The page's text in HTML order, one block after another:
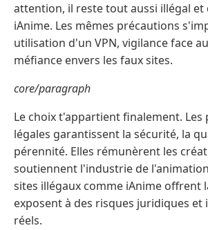
attention, il reste tout aussi illégal et
iAnime. Les mêmes précautions
utilisation d'un VPN, vigilance face
méfiance envers les faux sites.
core/paragraph
Le choix t'appartient finalement. Les
légales garantissent la sécurité, la
pérennité. Elles rémunèrent les
soutiennent l'industrie de
sites illégaux comme iAnime offrent
exposent à des risques juridiques
réels.